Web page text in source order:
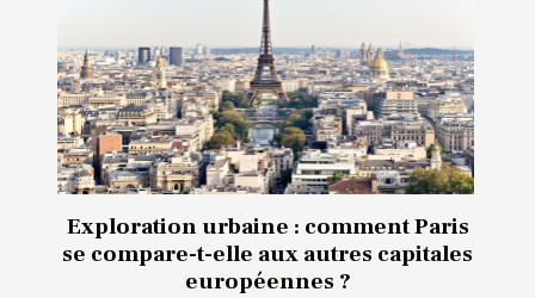
Exploration urbaine : comment Paris
se compare-t-elle aux autres capitales
européennes ?